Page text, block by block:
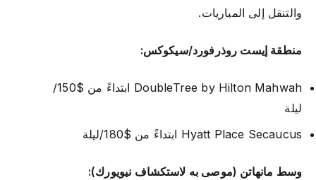
والتنقل إلى المباريات.
منطقة إيست روذرفورد/سيكوكس:
DoubleTree by Hilton Mahwah ابتداءً من $150/
ليلة
Hyatt Place Secaucus ابتداءً من $180/ليلة
وسط مانهاتن (موصى به لاستكشاف نيويورك):